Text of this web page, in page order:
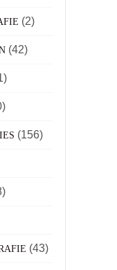
(2)
(42)
(156)
(43)